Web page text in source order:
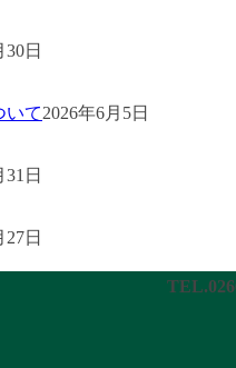
30日
いて2026年6月5日
31日
27日